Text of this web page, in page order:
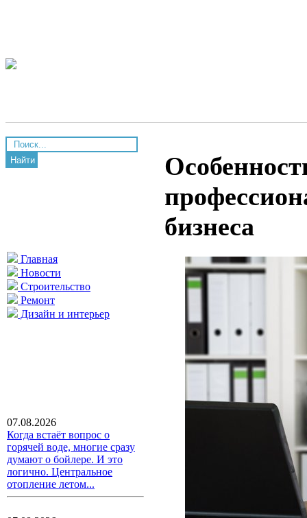
Найти
Главная
Новости
Строительство
Ремонт
Дизайн и интерьер
07.08.2026
Когда встаёт вопрос о
горячей воде, многие сразу
думают о бойлере. И это
логично. Центральное
отопление летом...
бизнеса